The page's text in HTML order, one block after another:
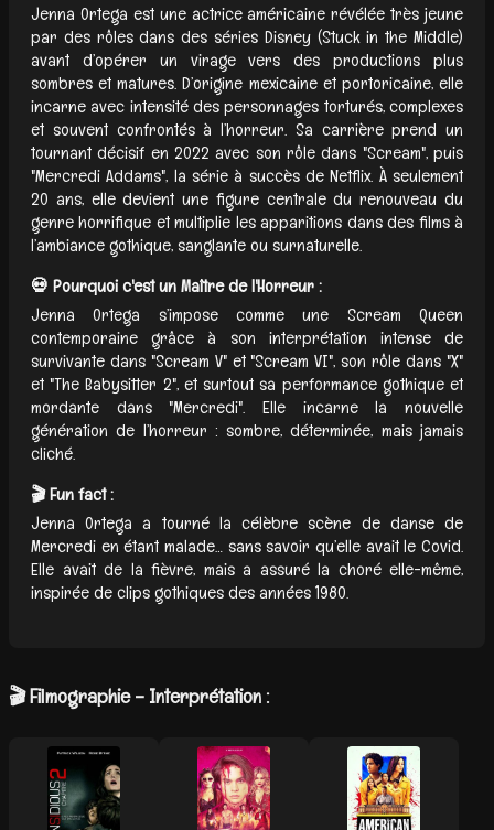
Jenna Ortega est une actrice américaine révélée très jeune
par des rôles dans des séries Disney (Stuck in the Middle)
avant d’opérer un virage vers des productions plus
sombres et matures. D’origine mexicaine et portoricaine, elle
incarne avec intensité des personnages torturés, complexes
et souvent confrontés à l’horreur. Sa carrière prend un
tournant décisif en 2022 avec son rôle dans "Scream", puis
"Mercredi Addams", la série à succès de Netflix. À seulement
20 ans, elle devient une figure centrale du renouveau du
genre horrifique et multiplie les apparitions dans des films à
l’ambiance gothique, sanglante ou surnaturelle.
💀 Pourquoi c'est un Maître de l'Horreur :
Jenna Ortega s’impose comme une Scream Queen
contemporaine grâce à son interprétation intense de
survivante dans "Scream V" et "Scream VI", son rôle dans "X"
et "The Babysitter 2", et surtout sa performance gothique et
mordante dans "Mercredi". Elle incarne la nouvelle
génération de l’horreur : sombre, déterminée, mais jamais
cliché.
🎬 Fun fact :
Jenna Ortega a tourné la célèbre scène de danse de
Mercredi en étant malade… sans savoir qu’elle avait le Covid.
Elle avait de la fièvre, mais a assuré la choré elle-même,
inspirée de clips gothiques des années 1980.
🎬 Filmographie – Interprétation :